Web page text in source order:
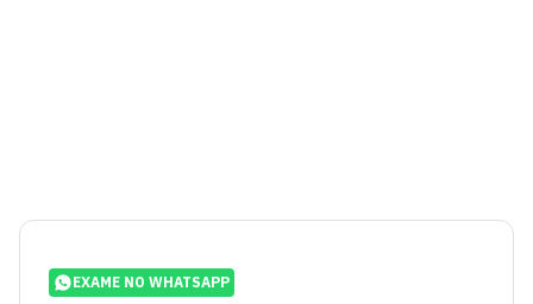
EXAME NO WHATSAPP